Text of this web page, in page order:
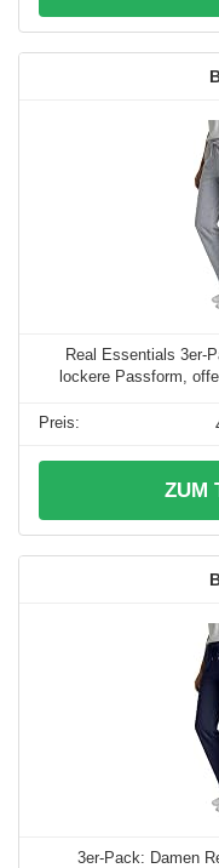
Real Essentials 3er-
lockere Passform,
ZUM
3er-Pack: Damen